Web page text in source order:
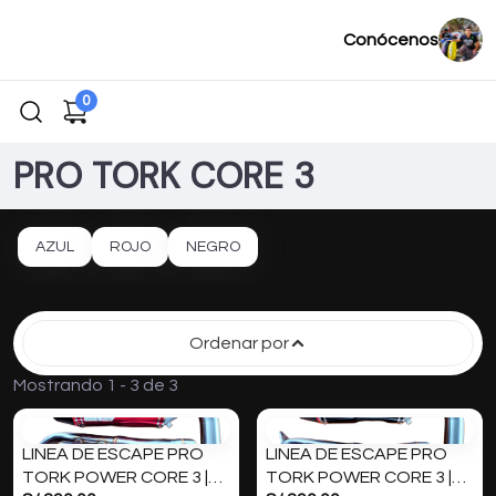
Conócenos
0
PRO TORK CORE 3
AZUL ROJO NEGRO
Mostrando 1 - 3 de 3
Ordenar por
LINEA DE ESCAPE PRO
TORK POWER CORE 3 |
LINEA DE ESCAPE PRO
TORK POWER CORE 3 |